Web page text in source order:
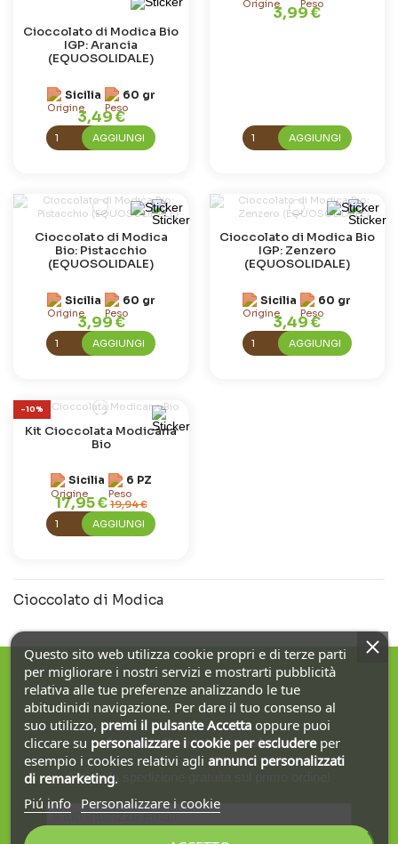
Cioccolato di Modica Bio
IGP: Arancia
(EQUOSOLIDALE)
Sicilia 60 gr
3,49 €
AGGIUNGI
3,99 €
AGGIUNGI
Cioccolato di Modica
Bio: Pistacchio
(EQUOSOLIDALE)
Sicilia 60 gr
3,99 €
AGGIUNGI
Cioccolato di Modica Bio
IGP: Zenzero
(EQUOSOLIDALE)
Sicilia 60 gr
3,49 €
AGGIUNGI
-10%
Kit Cioccolata Modicana
Bio
Sicilia 6 PZ
17,95 €19,94 €
AGGIUNGI
Cioccolato di Modica
Iscriviti alla nostra newsletter
Ottieni la spedizione gratuita sul primo ordine!
Questo sito web utilizza cookie propri e di terze parti
per migliorare i nostri servizi e mostrarti pubblicità
relativa alle tue preferenze analizzando le tue
abitudinidi navigazione. Per dare il tuo consenso al
suo utilizzo, premi il pulsante Accettaoppure puoi
cliccare su personalizzare i cookie per escludereper
esempio i cookies relativi agli annunci personalizzati
di remarketing.
Piú info
Personalizzare i cookie